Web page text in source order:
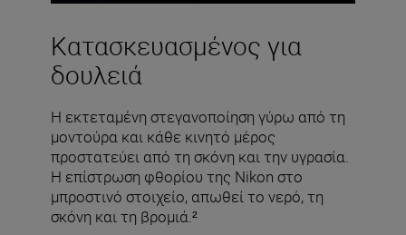
Κατασκευασμένος για
δουλειά
Η εκτεταμένη στεγανοποίηση γύρω από τη
μοντούρα και κάθε κινητό μέρος
προστατεύει από τη σκόνη και την υγρασία.
Η επίστρωση φθορίου της Nikon στο
μπροστινό στοιχείο, απωθεί το νερό, τη
σκόνη και τη βρομιά.²